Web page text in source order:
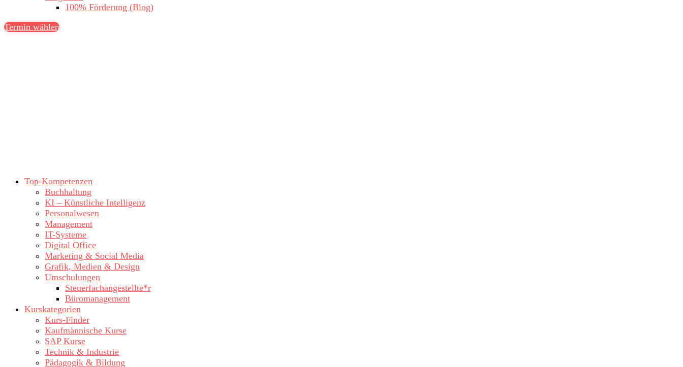
100% Förderung (Blog)
Termin wählen
Top-Kompetenzen
Buchhaltung
KI – Künstliche Intelligenz
Personalwesen
Management
IT-Systeme
Digital Office
Marketing & Social Media
Grafik, Medien & Design
Umschulungen
Steuerfachangestellte*r
Büromanagement
Kurskategorien
Kurs-Finder
Kaufmännische Kurse
SAP Kurse
Technik & Industrie
Pädagogik & Bildung